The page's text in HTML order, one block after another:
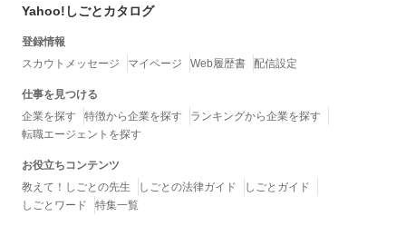
Yahoo!しごとカタログ
登録情報
スカウトメッセージ
マイページ Web履歴書 配信設定
仕事を見つける
企業を探す
特徴から企業を探す
ランキングから企業を探す
転職エージェントを探す
お役立ちコンテンツ
教えて！しごとの先生
しごとの法律ガイド
しごとガイド
しごとワード
特集一覧